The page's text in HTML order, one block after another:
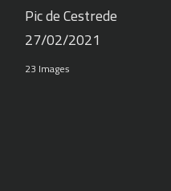
Pic de Cestrede
27/02/2021
23 Images